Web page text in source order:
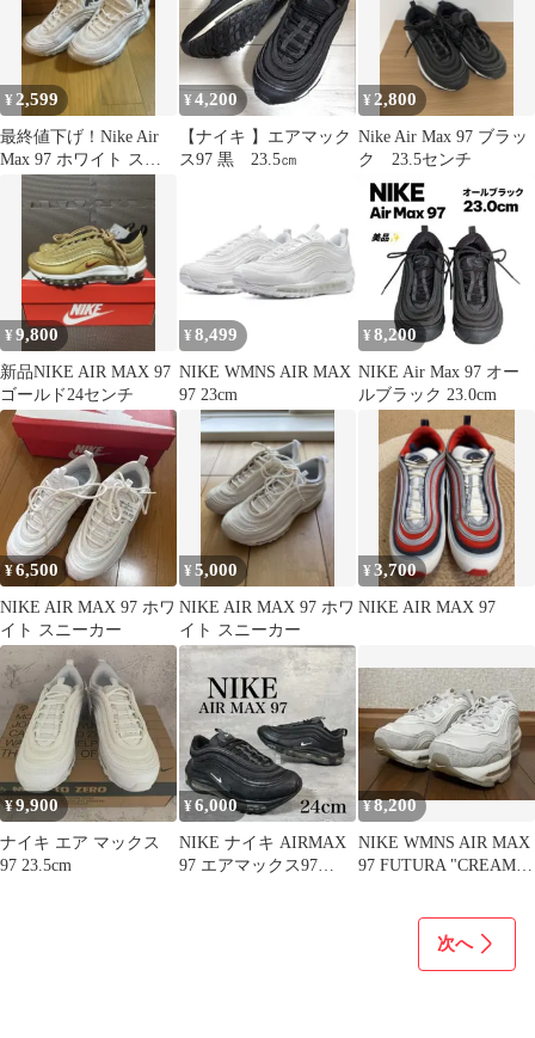
¥ 2,599
最終値下げ！Nike Air
Max 97 ホワイト スニ
ーカー
¥ 4,200
【ナイキ 】エアマック
ス97 黒 23.5㎝
¥ 2,800
Nike Air Max 97 ブラッ
ク 23.5センチ
¥9,800
新品NIKE AIR MAX 97
ゴールド24センチ
¥ 8,499
NIKE WMNS AIR MAX
97 23cm
¥ 8,200
NIKE Air Max 97 オー
ルブラック 23.0cm
¥6,500
NIKE AIR MAX 97 ホワ
イト スニーカー
¥5,000
NIKE AIR MAX 97 ホワ
イト スニーカー
¥3,700
NIKE AIR MAX 97
¥9,900
ナイキ エア マックス
97 23.5cm
¥6,000
NIKE ナイキ AIRMAX
97 エアマックス97
¥8,200
NIKE WMNS AIR MAX
97 FUTURA "CREAM"
次へ